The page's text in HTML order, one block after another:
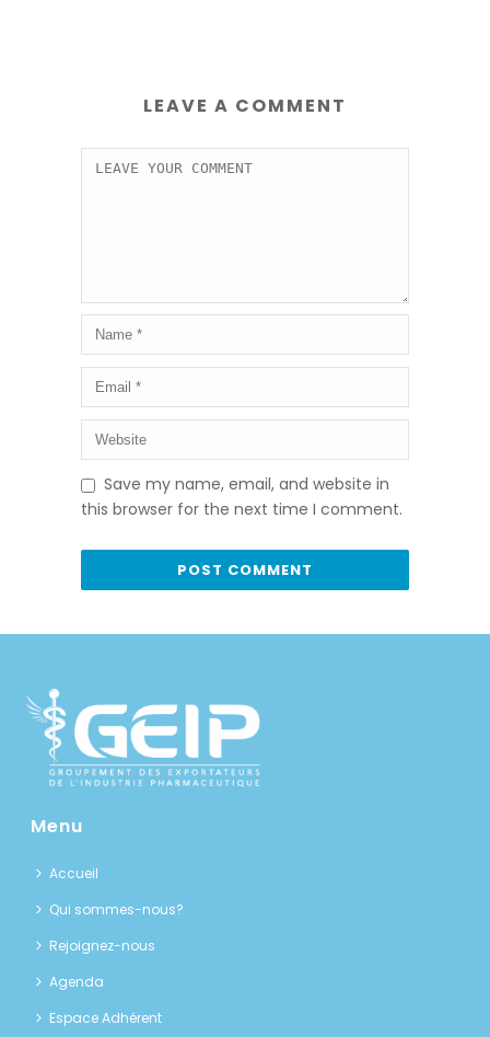
LEAVE A COMMENT
Save my name, email, and website in
this browser for the next time I comment.
Menu
Accueil
Qui sommes-nous?
Rejoignez-nous
Agenda
Espace Adhérent